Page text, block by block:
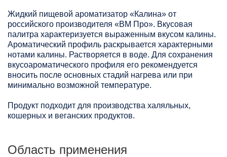
Жидкий пищевой ароматизатор «Калина» от
российского производителя «ВМ Про». Вкусовая
палитра характеризуется выраженным вкусом калины.
Ароматический профиль раскрывается характерными
нотами калины. Растворяется в воде. Для сохранения
вкусоароматического профиля его рекомендуется
вносить после основных стадий нагрева или при
минимально возможной температуре.
Продукт подходит для производства халяльных,
кошерных и веганских продуктов.
Область применения